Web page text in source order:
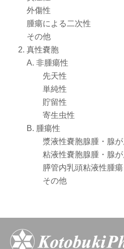
外傷性
腫瘍による二次性
その他
真性嚢胞
A. 非腫瘍性
先天性
単純性
貯留性
寄生虫性
B. 腫瘍性
漿液性嚢胞腺腫・腺が
粘液性嚢胞腺腫・腺が
膵管内乳頭粘液性腫瘍
その他